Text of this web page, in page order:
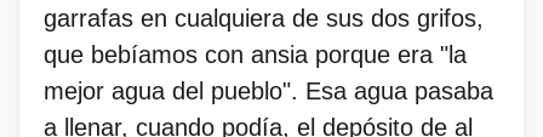
garrafas en cualquiera de sus dos grifos,
que bebíamos con ansia porque era "la
mejor agua del pueblo". Esa agua pasaba
a llenar, cuando podía, el depósito de al